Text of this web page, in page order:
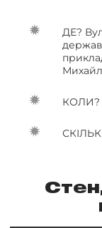
ДЕ?
КОЛИ?